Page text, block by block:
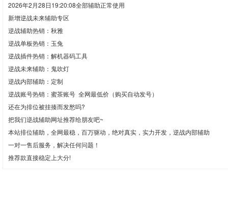
2026年2月28日19:20:08全部辅助正常使用
新增逆战未来辅助专区
逆战辅助热销：秋雅
逆战单板热销：玉兔
逆战插件热销：解机器码工具
逆战未来辅助：鬼吹灯
逆战内部辅助：定制
逆战账号热销：蜜茶账号 全网最低价（购买自动发号）
还在为排位被挂揍而发愁吗?
把我们逆战辅助网址推荐给朋友吧~
本站排位辅助，全网最稳，百万驱动，绝对真实，实力开发，逆战内部辅助
一对一售后服务，解决任何问题！
推荐款直接稳定上大分!